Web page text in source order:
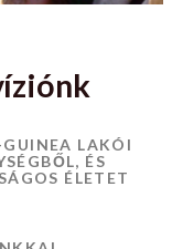
LAKÓI
ÉS
ÉLETET